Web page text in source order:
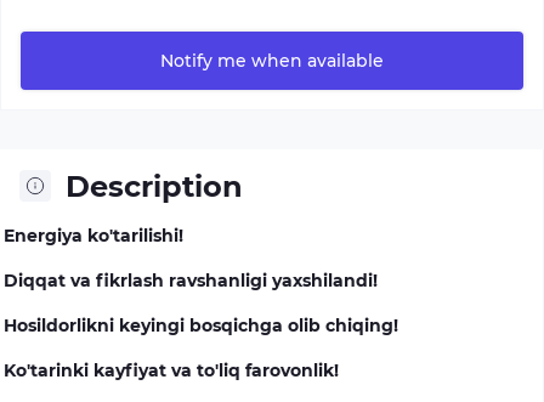
Notify me when available
Description
Energiya ko'tarilishi!
Diqqat va fikrlash ravshanligi yaxshilandi!
Hosildorlikni keyingi bosqichga olib chiqing!
Ko'tarinki kayfiyat va to'liq farovonlik!